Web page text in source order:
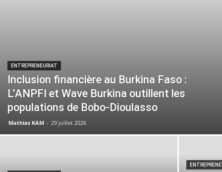
ENTREPRENEURIAT
Inclusion financière au Burkina Faso :
L’ANPFI et Wave Burkina outillent les
populations de Bobo-Dioulasso
Mathias KAM - 29 juillet 2026